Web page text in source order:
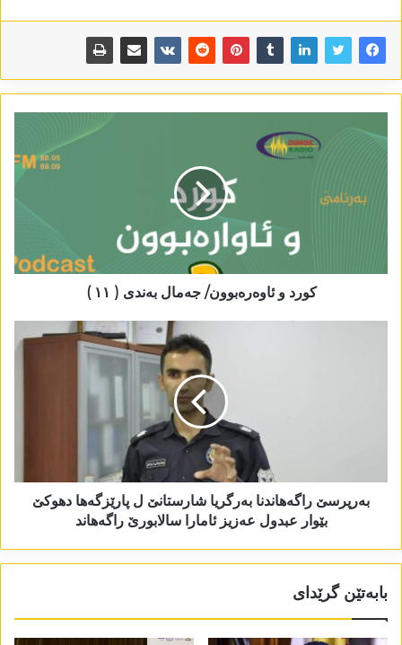
کورد و ئاوەرەبوون/ جەمال بەندی ( ١١ )
بەرپرسێ راگەھاندنا بەرگریا شارستانێ ل پارێزگەھا دھوکێ
بێوار عبدول عەزیز ئامارا سالابورێ راگەھاند
بابەتێن گرێدای